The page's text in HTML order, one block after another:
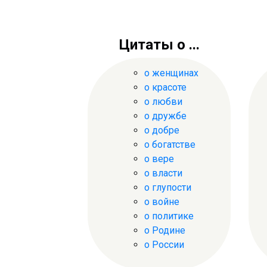
Цитаты о ...
о женщинах
о красоте
о любви
о дружбе
о добре
о богатстве
о вере
о власти
о глупости
о войне
о политике
о Родине
о России